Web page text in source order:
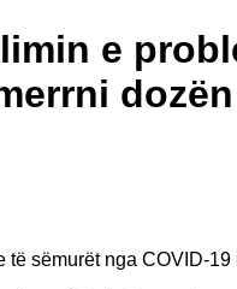
e
të sëmurët nga COVID-